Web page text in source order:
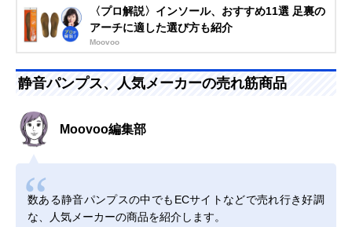
〈プロ解説〉インソール、おすすめ11選 足裏の
アーチに適した選び方も紹介
Moovoo
静音パンプス、人気メーカーの売れ筋商品
Moovoo編集部
数ある静音パンプスの中でもECサイトなどで売れ行き好調
な、人気メーカーの商品を紹介します。